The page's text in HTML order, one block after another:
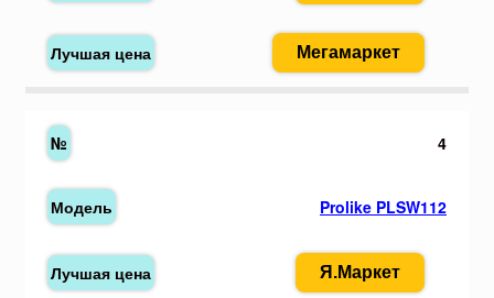
Мегамаркет
4
Prolike PLSW112
Я.Маркет